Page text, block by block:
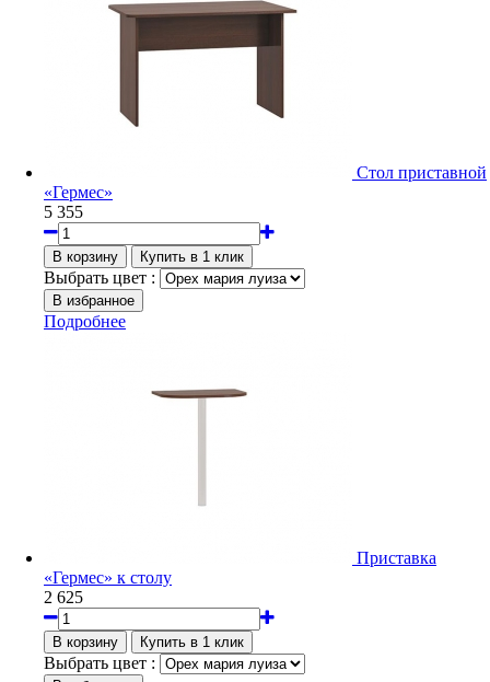
Стол приставной
«Гермес»
5 355
Выбрать цвет :
Подробнее
Приставка
«Гермес» к столу
2 625
Выбрать цвет :